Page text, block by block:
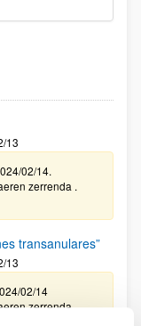
13
02/14.
zerrenda .
transanulares”
13
02/14
zerrenda